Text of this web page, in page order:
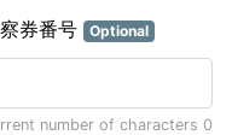
券番号 Optional
number of characters 0